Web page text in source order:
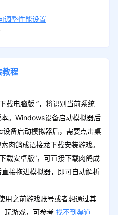
调整性能设置
教程
电脑版 ”，将识别当前系统
。Windows设备启动模拟器后
备启动模拟器后，需要点击桌
肉鸽成语接龙下载安装游戏。
安卓版”，可直接下载肉鸽成
接拖进模拟器，即可自动解析
用之前游戏账号或者想通过其
玩游戏，可参考 找不到渠道